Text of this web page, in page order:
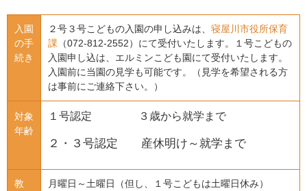
入園
の手
続き
２号３号こどもの入園の申し込みは、 寝屋川市役所保育
課 （072-812-2552）にて受付いたします。１号こどもの
入園申し込は、エルミンこども園にて受付いたします。
入園前に当園の見学も可能です。（見学を希望される方
は事前にご連絡下さい。）
対象
年齢
１号認定 ３歳から就学まで
２・３号認定 産休明け～就学まで
教
月曜日～土曜日（但し、１号こどもは土曜日休み）